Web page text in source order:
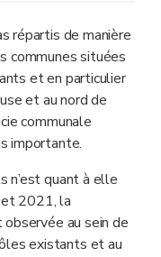
répartis de manière
communes situées
et en particulier
et au nord de
communale
importante.
n’est quant à elle
2021, la
au sein de
existants et au